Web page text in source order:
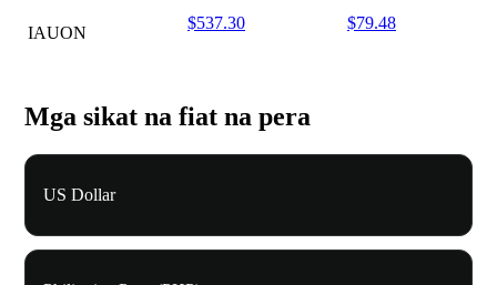
IAUON
$537.30 $79.48
Mga sikat na fiat na pera
US Dollar